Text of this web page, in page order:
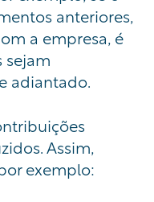
anteriores,
a empresa, é
sejam
adiantado.
Assim,
exemplo: